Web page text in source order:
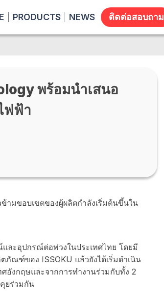
PRODUCTS NEWS ติดต่อสอบถาม
พร้อมนำเสนอ
ฟฟ้า
ามขอบเขตของผู้ผลิตกำลังเริ่มต้นขึ้นใน
ละอุปกรณ์ต่อพ่วงในประเทศไทย โดยมี
ภัณฑ์ของ ISSOKU แล้วยังได้เริ่มดำเนิน
อังกฤษและจากการทำงานร่วมกับทั้ง 2
ยร่วมกัน